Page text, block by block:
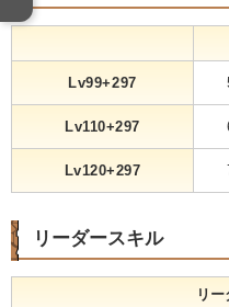
Lv99+297
Lv110+297
Lv120+297
リーダースキル
リ